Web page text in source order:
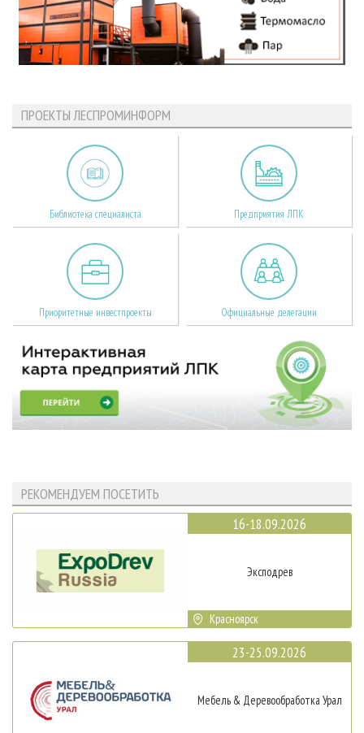
ПРОЕКТЫ ЛЕСПРОМИНФОРМ
Библиотека специалиста Предприятия ЛПК
Приоритетные инвестпроекты Официальные делегации
РЕКОМЕНДУЕМ ПОСЕТИТЬ
16-18.09.2026
Эксподрев
Красноярск
23-25.09.2026
Мебель & Деревообработка Урал